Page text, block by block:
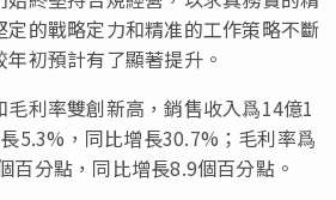
的戰略定力和精准的工作策略不斷
初預計有了顯著提升。
利率雙創新高，銷售收入爲14億1
5.3%，同比增長30.7%；毛利率爲
百分點，同比增長8.9個百分點。